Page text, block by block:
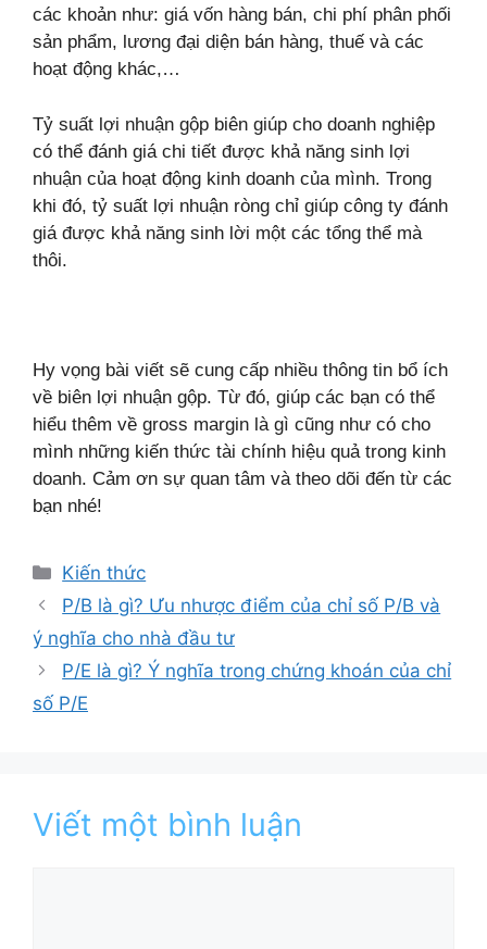
các khoản như: giá vốn hàng bán, chi phí phân phối
sản phẩm, lương đại diện bán hàng, thuế và các
hoạt động khác,…
Tỷ suất lợi nhuận gộp biên giúp cho doanh nghiệp
có thể đánh giá chi tiết được khả năng sinh lợi
nhuận của hoạt động kinh doanh của mình. Trong
khi đó, tỷ suất lợi nhuận ròng chỉ giúp công ty đánh
giá được khả năng sinh lời một các tổng thể mà
thôi.
Hy vọng bài viết sẽ cung cấp nhiều thông tin bổ ích
về biên lợi nhuận gộp. Từ đó, giúp các bạn có thể
hiểu thêm về gross margin là gì cũng như có cho
mình những kiến thức tài chính hiệu quả trong kinh
doanh. Cảm ơn sự quan tâm và theo dõi đến từ các
bạn nhé!
Danh
mục
Kiến thức
P/B là gì? Ưu nhược điểm của chỉ số P/B và
ý nghĩa cho nhà đầu tư
P/E là gì? Ý nghĩa trong chứng khoán của chỉ
số P/E
Viết một bình luận